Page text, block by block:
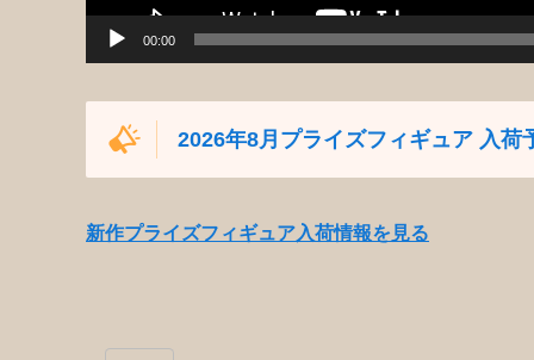
00:00
2026年8月プライズフィギュア 入荷
新作プライズフィギュア入荷情報を見る